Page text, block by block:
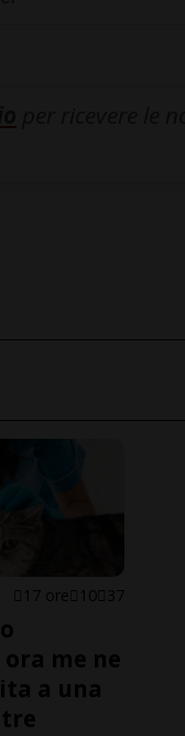
17 ore 10 37
me ne
a una